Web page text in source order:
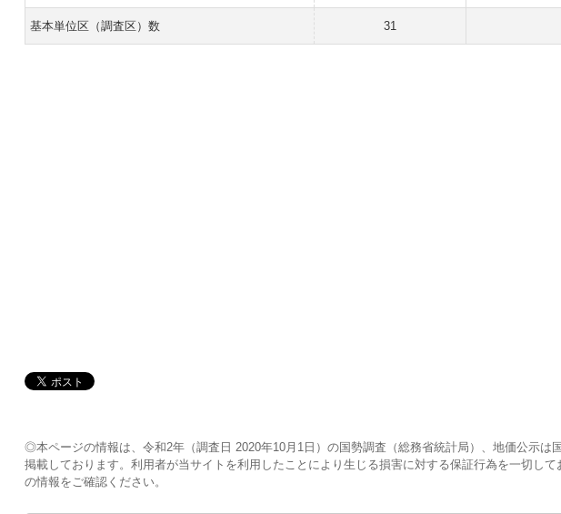
基本単位区（調査区）数 31
◎本ページの情報は、令和2年（調査日 2020年10月1日）の国勢調査（総務省統計局）、地価公示は
掲載しております。利用者が当サイトを利用したことにより生じる損害に対する保証行為を一切し
の情報をご確認ください。